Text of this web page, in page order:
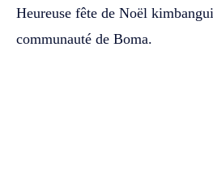
Heureuse fête de Noël
communauté de Boma.